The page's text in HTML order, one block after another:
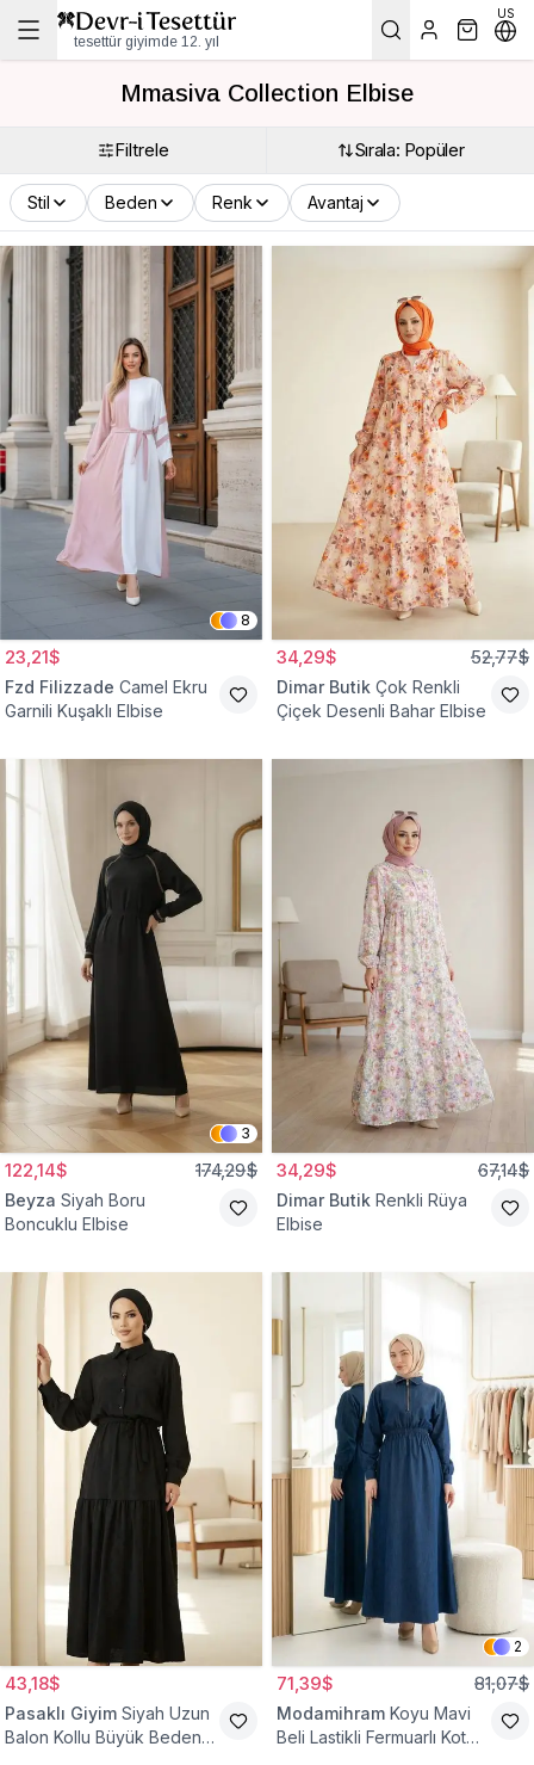
tesettür giyimde 12. yıl
US
Mmasiva Collection Elbise
Filtrele Sırala: Popüler
Stil Beden Renk Avantaj
8
23,21$
Fzd Filizzade Camel Ekru
Garnili Kuşaklı Elbise
34,29$ 52,77$
Dimar Butik Çok Renkli
Çiçek Desenli Bahar Elbise
3
122,14$ 174,29$
Beyza Siyah Boru
Boncuklu Elbise
34,29$ 67,14$
Dimar Butik Renkli Rüya
Elbise
43,18$
Pasaklı Giyim Siyah Uzun
Balon Kollu Büyük Beden
2
71,39$ 81,07$
Modamihram Koyu Mavi
Beli Lastikli Fermuarlı Kot